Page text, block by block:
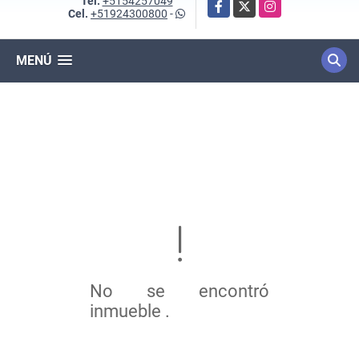
Cel. +51924300800 -
Facebook
X Instagram
MENÚ
No se encontró
inmueble .